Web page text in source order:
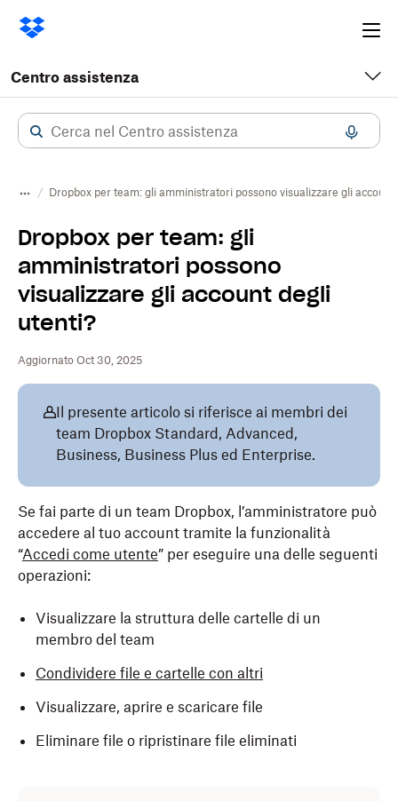
Centro assistenza
Dropbox per team: gli amministratori possono visualizzare gli account
Dropbox per team: gli
amministratori possono
visualizzare gli account degli
utenti?
Aggiornato Oct 30, 2025
Il presente articolo si riferisce ai membri dei
team Dropbox Standard, Advanced,
Business, Business Plus ed Enterprise.
Se fai parte di un team Dropbox, l’amministratore può
accedere al tuo account tramite la funzionalità
“Accedi come utente” per eseguire una delle seguenti
operazioni:
Visualizzare la struttura delle cartelle di un
membro del team
Condividere file e cartelle con altri
Visualizzare, aprire e scaricare file
Eliminare file o ripristinare file eliminati